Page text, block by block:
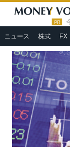
PR
ニュース 株式 FX
HOME » 市況ヘ
「金の認定」を7